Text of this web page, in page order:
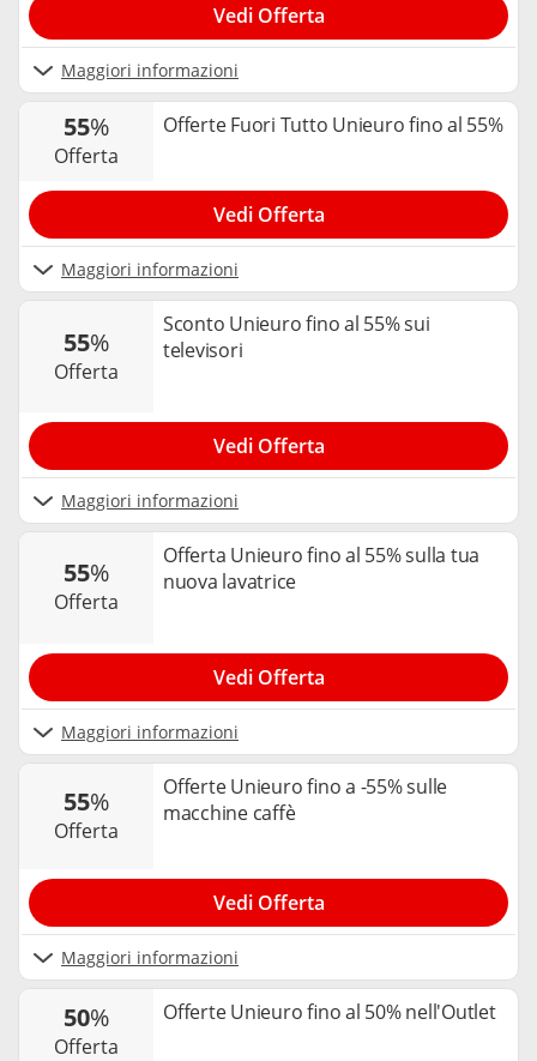
Maggiori informazioni
Vedi Offerta
55%
offerta
Offerte Fuori Tutto Unieuro fino al 55%
Maggiori informazioni
Vedi Offerta
55%
offerta
Sconto Unieuro fino al 55% sui
televisori
Maggiori informazioni
Vedi Offerta
55%
offerta
Offerta Unieuro fino al 55% sulla tua
nuova lavatrice
Maggiori informazioni
Vedi Offerta
55%
offerta
Offerte Unieuro fino a -55% sulle
macchine caffè
Maggiori informazioni
Vedi Offerta
50%
offerta
Offerte Unieuro fino al 50% nell'Outlet